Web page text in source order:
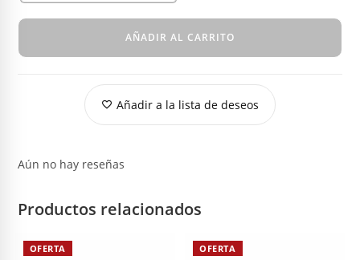
AÑADIR AL CARRITO
Añadir a la lista de deseos
Aún no hay reseñas
Productos relacionados
OFERTA OFERTA